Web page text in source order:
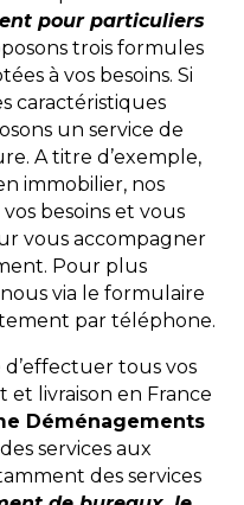
pour particuliers
trois formules
à vos besoins. Si
caractéristiques
un service de
A titre d’exemple,
immobilier, nos
besoins et vous
vous accompagner
Pour plus
via le formulaire
par téléphone.
d’effectuer tous vos
livraison en France
Déménagements
services aux
des services